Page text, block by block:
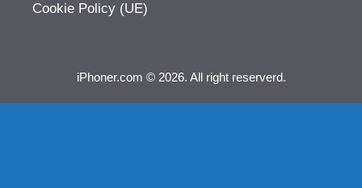
Cookie Policy (UE)
iPhoner.com © 2026. All right reserverd.